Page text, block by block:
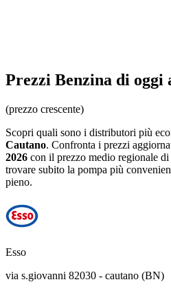
Prezzi Benzina di oggi
(prezzo crescente)
Scopri quali sono i distributori più
Cautano. Confronta i prezzi
2026 con il prezzo medio regionale di
trovare subito la pompa più
pieno.
Esso
via s.giovanni 82030 - cautano (BN)